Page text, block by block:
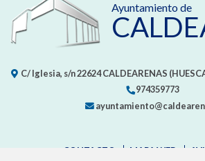
Ayuntamiento de
C/ Iglesia, s/n22624 CALDEARENAS
974359773
CONTACTO MAPA WEB